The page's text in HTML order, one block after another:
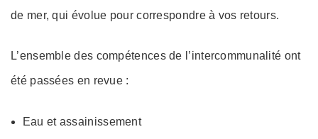
de mer, qui évolue pour correspondre à vos retours.
L’ensemble des compétences de l’intercommunalité ont
été passées en revue :
Eau et assainissement